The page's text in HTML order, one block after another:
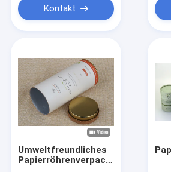
Produits
Über uns
Kontakt
Kontakt
Umweltfreundliches
Papierröhrenverpackungs-